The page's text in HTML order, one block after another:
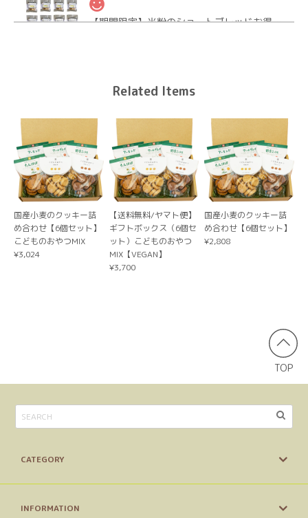
【期間限定】米粉のショートブレッドお得なおまとめ12個【送料無料】
2026/04/14
いつも早い対応で嬉しいです。たくさん入ってるので食べご
たえあります。お友達とお裾分けします。ありがとうござい
ました。
【送料無料/ヤマト便】（大袋×3袋）工房直販限定！割入りナチュラルビーガンクッキーお得大袋
3種を選ぶ
2026/03/27
【送料無料/ヤマト便】ギフトボックス（6個セット）こどものおやつMIX【VEGAN】
ナチュラルクッキー４種類をご自身で選択する（備考欄にお書きください）
おまけ付きで、素敵な箱に入って届きました！これからいた
だきますが、楽しみです、ありがとうございました。
黒糖バナナ
Related Items
国産小麦のクッキー詰
め合わせ【6個セット】
こどものおやつMIX
¥3,024
【送料無料/ヤマト便】
ギフトボックス（6個セ
ット）こどものおやつ
MIX【VEGAN】
¥3,700
国産小麦のクッキー詰
め合わせ【6個セット】
¥2,808
TOP
CATEGORY
INFORMATION